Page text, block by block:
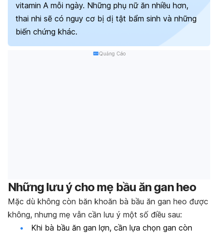
vitamin A mỗi ngày. Những phụ nữ ăn nhiều hơn,
thai nhi sẽ có nguy cơ bị dị tật bẩm sinh và những
biến chứng khác.
Quảng Cáo
Những lưu ý cho mẹ bầu ăn gan heo
Mặc dù không còn băn khoăn bà bầu ăn gan heo được
không, nhưng mẹ vẫn cần lưu ý một số điều sau:
Khi bà bầu ăn gan lợn, cần lựa chọn gan còn